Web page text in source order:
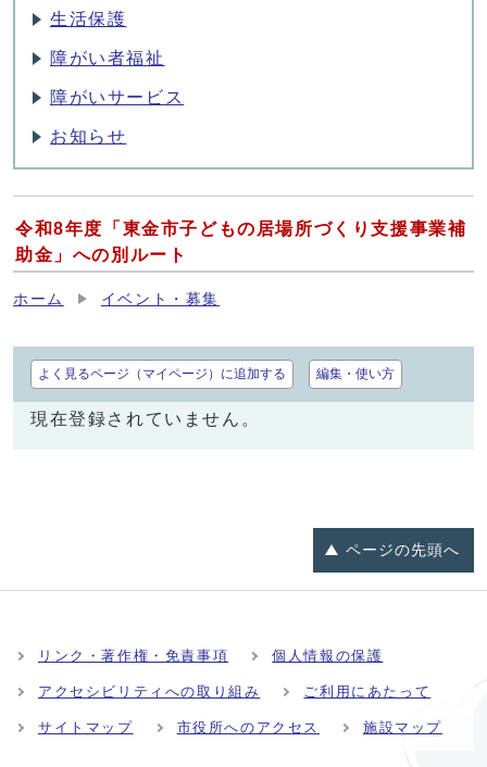
生活保護
障がい者福祉
障がいサービス
お知らせ
令和8年度「東金市子どもの居場所づくり支援事業補
助金」への別ルート
ホーム イベント・募集
よく見るページ（マイページ）に追加する 編集・使い方
現在登録されていません。
ページの先頭へ
リンク・著作権・免責事項 個人情報の保護
アクセシビリティへの取り組み ご利用にあたって
サイトマップ 市役所へのアクセス 施設マップ